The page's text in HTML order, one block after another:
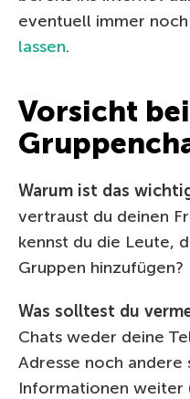
eventuell immer noch
lassen.
Vorsicht bei
Warum ist das
vertraust du deinen
kennst du die Leute,
Gruppen hinzufügen?
Was solltest du
Chats weder deine
Adresse noch andere
Informationen weiter